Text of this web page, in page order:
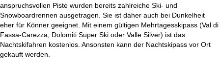
anspruchsvollen Piste wurden bereits zahlreiche Ski- und
Snowboardrennen ausgetragen. Sie ist daher auch bei Dunkelheit
eher für Könner geeignet. Mit einem gültigen Mehrtagesskipass (Val di
Fassa-Carezza, Dolomiti Super Ski oder Valle Silver) ist das
Nachtskifahren kostenlos. Ansonsten kann der Nachtskipass vor Ort
gekauft werden.